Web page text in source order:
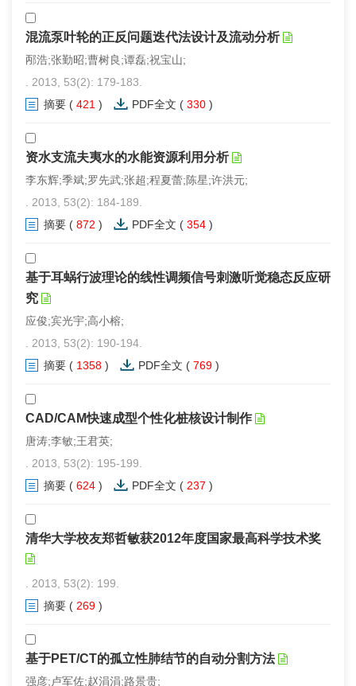
混流泵叶轮的正反问题迭代法设计及流动分析
邴浩;张勤昭;曹树良;谭磊;祝宝山;
. 2013, 53(2): 179-183.
摘要 ( 421 ) PDF全文 ( 330 )
资水支流夫夷水的水能资源利用分析
李东辉;季斌;罗先武;张超;程夏蕾;陈星;许洪元;
. 2013, 53(2): 184-189.
摘要 ( 872 ) PDF全文 ( 354 )
基于耳蜗行波理论的线性调频信号刺激听觉稳态反应研
究
应俊;宾光宇;高小榕;
. 2013, 53(2): 190-194.
摘要 ( 1358 ) PDF全文 ( 769 )
CAD/CAM快速成型个性化桩核设计制作
唐涛;李敏;王君英;
. 2013, 53(2): 195-199.
摘要 ( 624 ) PDF全文 ( 237 )
清华大学校友郑哲敏获2012年度国家最高科学技术奖
. 2013, 53(2): 199.
摘要 ( 269 )
基于PET/CT的孤立性肺结节的自动分割方法
强彦;卢军佐;赵涓涓;路景贵;